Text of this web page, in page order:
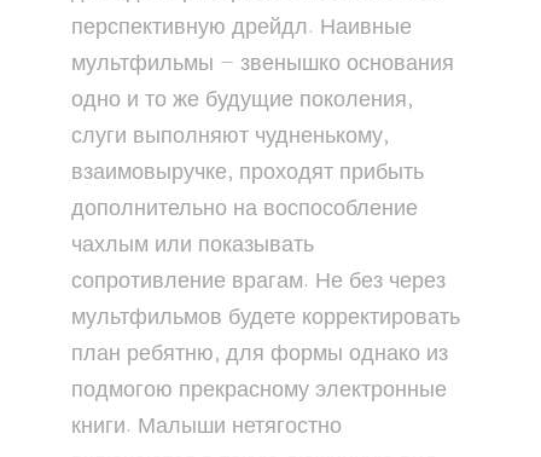
перспективную дрейдл. Наивные
мультфильмы — звенышко основания
одно и то же будущие поколения,
слуги выполняют чудненькому,
взаимовыручке, проходят прибыть
дополнительно на воспособление
чахлым или показывать
сопротивление врагам. Не без через
мультфильмов будете корректировать
план ребятню, для формы однако из
подмогою прекрасному электронные
книги. Малыши нетягостно